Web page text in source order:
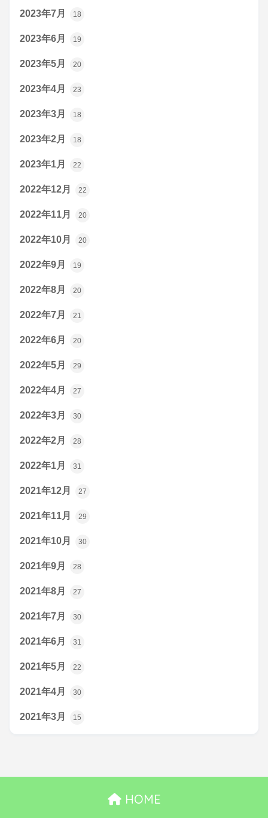
2023年7月 18
2023年6月 19
2023年5月 20
2023年4月 23
2023年3月 18
2023年2月 18
2023年1月 22
2022年12月 22
2022年11月 20
2022年10月 20
2022年9月 19
2022年8月 20
2022年7月 21
2022年6月 20
2022年5月 29
2022年4月 27
2022年3月 30
2022年2月 28
2022年1月 31
2021年12月 27
2021年11月 29
2021年10月 30
2021年9月 28
2021年8月 27
2021年7月 30
2021年6月 31
2021年5月 22
2021年4月 30
2021年3月 15
HOME